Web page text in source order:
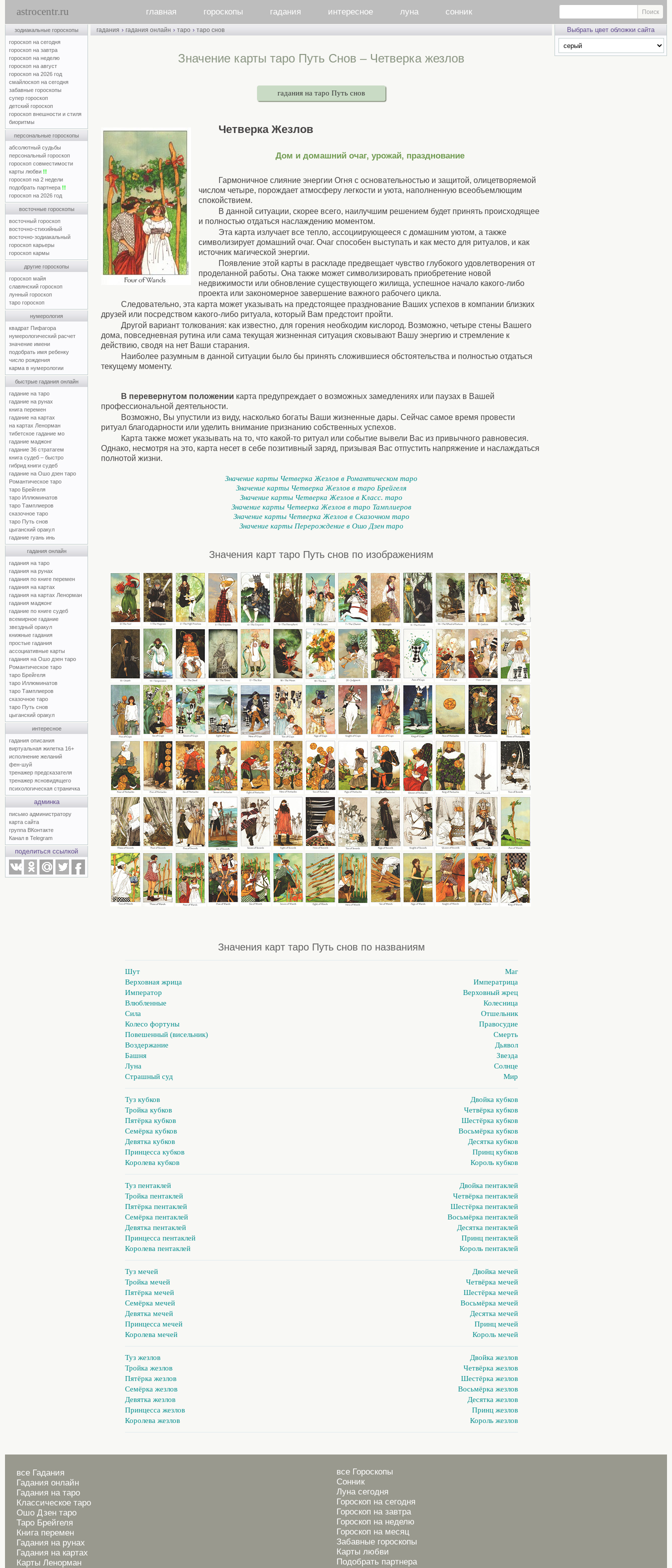
astrocentr.ru главная гороскопы гадания интересное луна сонник
зодиакальные гороскопы
гороскоп на сегодня
гороскоп на завтра
гороскоп на неделю
гороскоп на август
гороскоп на 2026 год
смайлоскоп на сегодня
забавные гороскопы
супер гороскоп
детский гороскоп
гороскоп внешности и стиля
биоритмы
персональные гороскопы
абсолютный судьбы
персональный гороскоп
гороскоп совместимости
карты любви !!
гороскоп на 2 недели
подобрать партнера !!
гороскоп на 2026 год
восточные гороскопы
восточный гороскоп
восточно-стихийный
восточно-зодиакальный
гороскоп карьеры
гороскоп кармы
другие гороскопы
гороскоп майя
славянский гороскоп
лунный гороскоп
таро гороскоп
нумерология
квадрат Пифагора
нумерологический расчет
значение имени
подобрать имя ребенку
число рождения
карма в нумерологии
быстрые гадания онлайн
гадание на таро
гадание на рунах
книга перемен
гадание на картах
на картах Ленорман
тибетское гадание мо
гадание маджонг
гадание 36 стратагем
книга судеб – быстро
гибрид книги судеб
гадание на Ошо дзен таро
Романтическое таро
таро Брейгеля
таро Иллюминатов
таро Тамплиеров
сказочное таро
таро Путь снов
цыганский оракул
гадание гуань инь
гадания онлайн
гадания на таро
гадания на рунах
гадания по книге перемен
гадания на картах
гадания на картах Ленорман
гадания маджонг
гадание по книге судеб
всемирное гадание
звездный оракул
книжные гадания
простые гадания
ассоциативные карты
гадания на Ошо дзен таро
Романтическое таро
таро Брейгеля
таро Иллюминатов
таро Тамплиеров
сказочное таро
таро Путь снов
цыганский оракул
интересное
гадания описания
виртуальная жилетка 16+
исполнение желаний
фен-шуй
тренажер предсказателя
тренажер ясновидящего
психологическая страничка
админка
письмо администратору
карта сайта
группа ВКонтакте
Канал в Telegram
поделиться ссылкой
гадания › гадания онлайн › таро › таро снов
Значение карты таро Путь Снов – Четверка жезлов
гадания на таро Путь снов
Четверка Жезлов
Дом и домашний очаг, урожай, празднование
Гармоничное слияние энергии Огня с основательностью и защитой, олицетворяемой
числом четыре, порождает атмосферу легкости и уюта, наполненную всеобъемлющим
спокойствием.
В данной ситуации, скорее всего, наилучшим решением будет принять происходящее
и полностью отдаться наслаждению моментом.
Эта карта излучает все тепло, ассоциирующееся с домашним уютом, а также
символизирует домашний очаг. Очаг способен выступать и как место для ритуалов, и как
источник магической энергии.
Появление этой карты в раскладе предвещает чувство глубокого удовлетворения от
проделанной работы. Она также может символизировать приобретение новой
недвижимости или обновление существующего жилища, успешное начало какого-либо
проекта или закономерное завершение важного рабочего цикла.
Следовательно, эта карта может указывать на предстоящее празднование Ваших успехов в компании близких
друзей или посредством какого-либо ритуала, который Вам предстоит пройти.
Другой вариант толкования: как известно, для горения необходим кислород. Возможно, четыре стены Вашего
дома, повседневная рутина или сама текущая жизненная ситуация сковывают Вашу энергию и стремление к
действию, сводя на нет Ваши старания.
Наиболее разумным в данной ситуации было бы принять сложившиеся обстоятельства и полностью отдаться
текущему моменту.
В перевернутом положении карта предупреждает о возможных замедлениях или паузах в Вашей
профессиональной деятельности.
Возможно, Вы упустили из виду, насколько богаты Ваши жизненные дары. Сейчас самое время провести
ритуал благодарности или уделить внимание признанию собственных успехов.
Карта также может указывать на то, что какой-то ритуал или событие вывели Вас из привычного равновесия.
Однако, несмотря на это, карта несет в себе позитивный заряд, призывая Вас отпустить напряжение и наслаждаться
полнотой жизни.
Значение карты Четверка Жезлов в Романтическом таро
Значение карты Четверка Жезлов в таро Брейгеля
Значение карты Четверка Жезлов в Класс. таро
Значение карты Четверка Жезлов в таро Тамплиеров
Значение карты Четверка Жезлов в Сказочном таро
Значение карты Перерождение в Ошо Дзен таро
Значения карт таро Путь снов по изображениям
Значения карт таро Путь снов по названиям
Шут
Маг
Верховная жрица
Императрица
Император
Верховный жрец
Влюбленные
Колесница
Сила
Отшельник
Колесо фортуны
Правосудие
Повешенный (висельник)
Смерть
Воздержание
Дьявол
Башня
Звезда
Луна
Солнце
Страшный суд
Мир
Туз кубков
Двойка кубков
Тройка кубков
Четвёрка кубков
Пятёрка кубков
Шестёрка кубков
Семёрка кубков
Восьмёрка кубков
Девятка кубков
Десятка кубков
Принцесса кубков
Принц кубков
Королева кубков
Король кубков
Туз пентаклей
Двойка пентаклей
Тройка пентаклей
Четвёрка пентаклей
Пятёрка пентаклей
Шестёрка пентаклей
Семёрка пентаклей
Восьмёрка пентаклей
Девятка пентаклей
Десятка пентаклей
Принцесса пентаклей
Принц пентаклей
Королева пентаклей
Король пентаклей
Туз мечей
Двойка мечей
Тройка мечей
Четвёрка мечей
Пятёрка мечей
Шестёрка мечей
Семёрка мечей
Восьмёрка мечей
Девятка мечей
Десятка мечей
Принцесса мечей
Принц мечей
Королева мечей
Король мечей
Туз жезлов
Двойка жезлов
Тройка жезлов
Четвёрка жезлов
Пятёрка жезлов
Шестёрка жезлов
Семёрка жезлов
Восьмёрка жезлов
Девятка жезлов
Десятка жезлов
Принцесса жезлов
Принц жезлов
Королева жезлов
Король жезлов
Выбрать цвет обложки сайта
все Гадания
Гадания онлайн
Гадания на таро
Классическое таро
Ошо Дзен таро
Таро Брейгеля
Книга перемен
Гадания на рунах
Гадания на картах
Карты Ленорман
все Гороскопы
Сонник
Луна сегодня
Гороскоп на сегодня
Гороскоп на завтра
Гороскоп на неделю
Гороскоп на месяц
Забавные гороскопы
Карты любви
Подобрать партнера